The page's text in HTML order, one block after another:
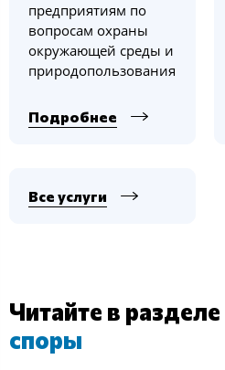
предприятиям по
вопросам охраны
окружающей среды и
природопользования
Подробнее
Все услуги
Читайте в разделе
споры